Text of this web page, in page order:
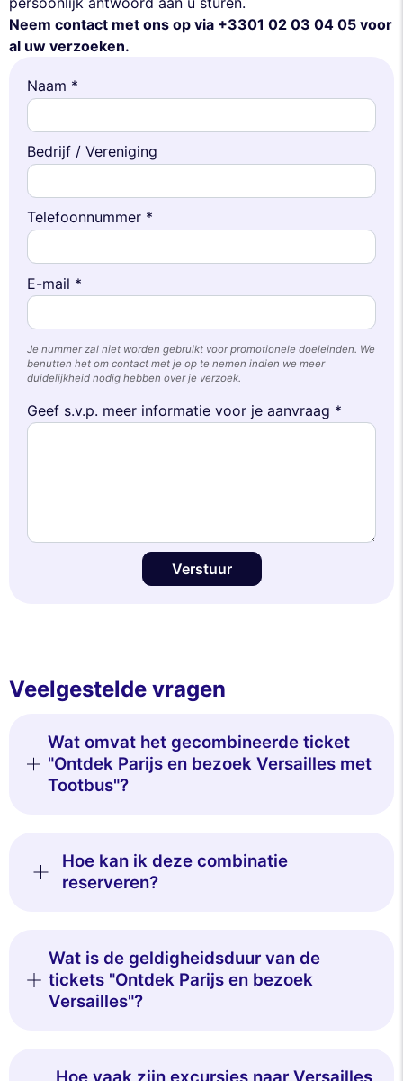
Neem contact met ons op via +3301 02 03 04 05 voor
al uw verzoeken.
Naam *
Bedrijf / Vereniging
Telefoonnummer *
E-mail *
Je nummer zal niet worden gebruikt voor promotionele doeleinden. We
benutten het om contact met je op te nemen indien we meer
duidelijkheid nodig hebben over je verzoek.
Geef s.v.p. meer informatie voor je aanvraag *
Verstuur
Veelgestelde vragen
Wat omvat het gecombineerde ticket
"Ontdek Parijs en bezoek Versailles met
Tootbus"?
Hoe kan ik deze combinatie
reserveren?
Wat is de geldigheidsduur van de
tickets "Ontdek Parijs en bezoek
Versailles"?